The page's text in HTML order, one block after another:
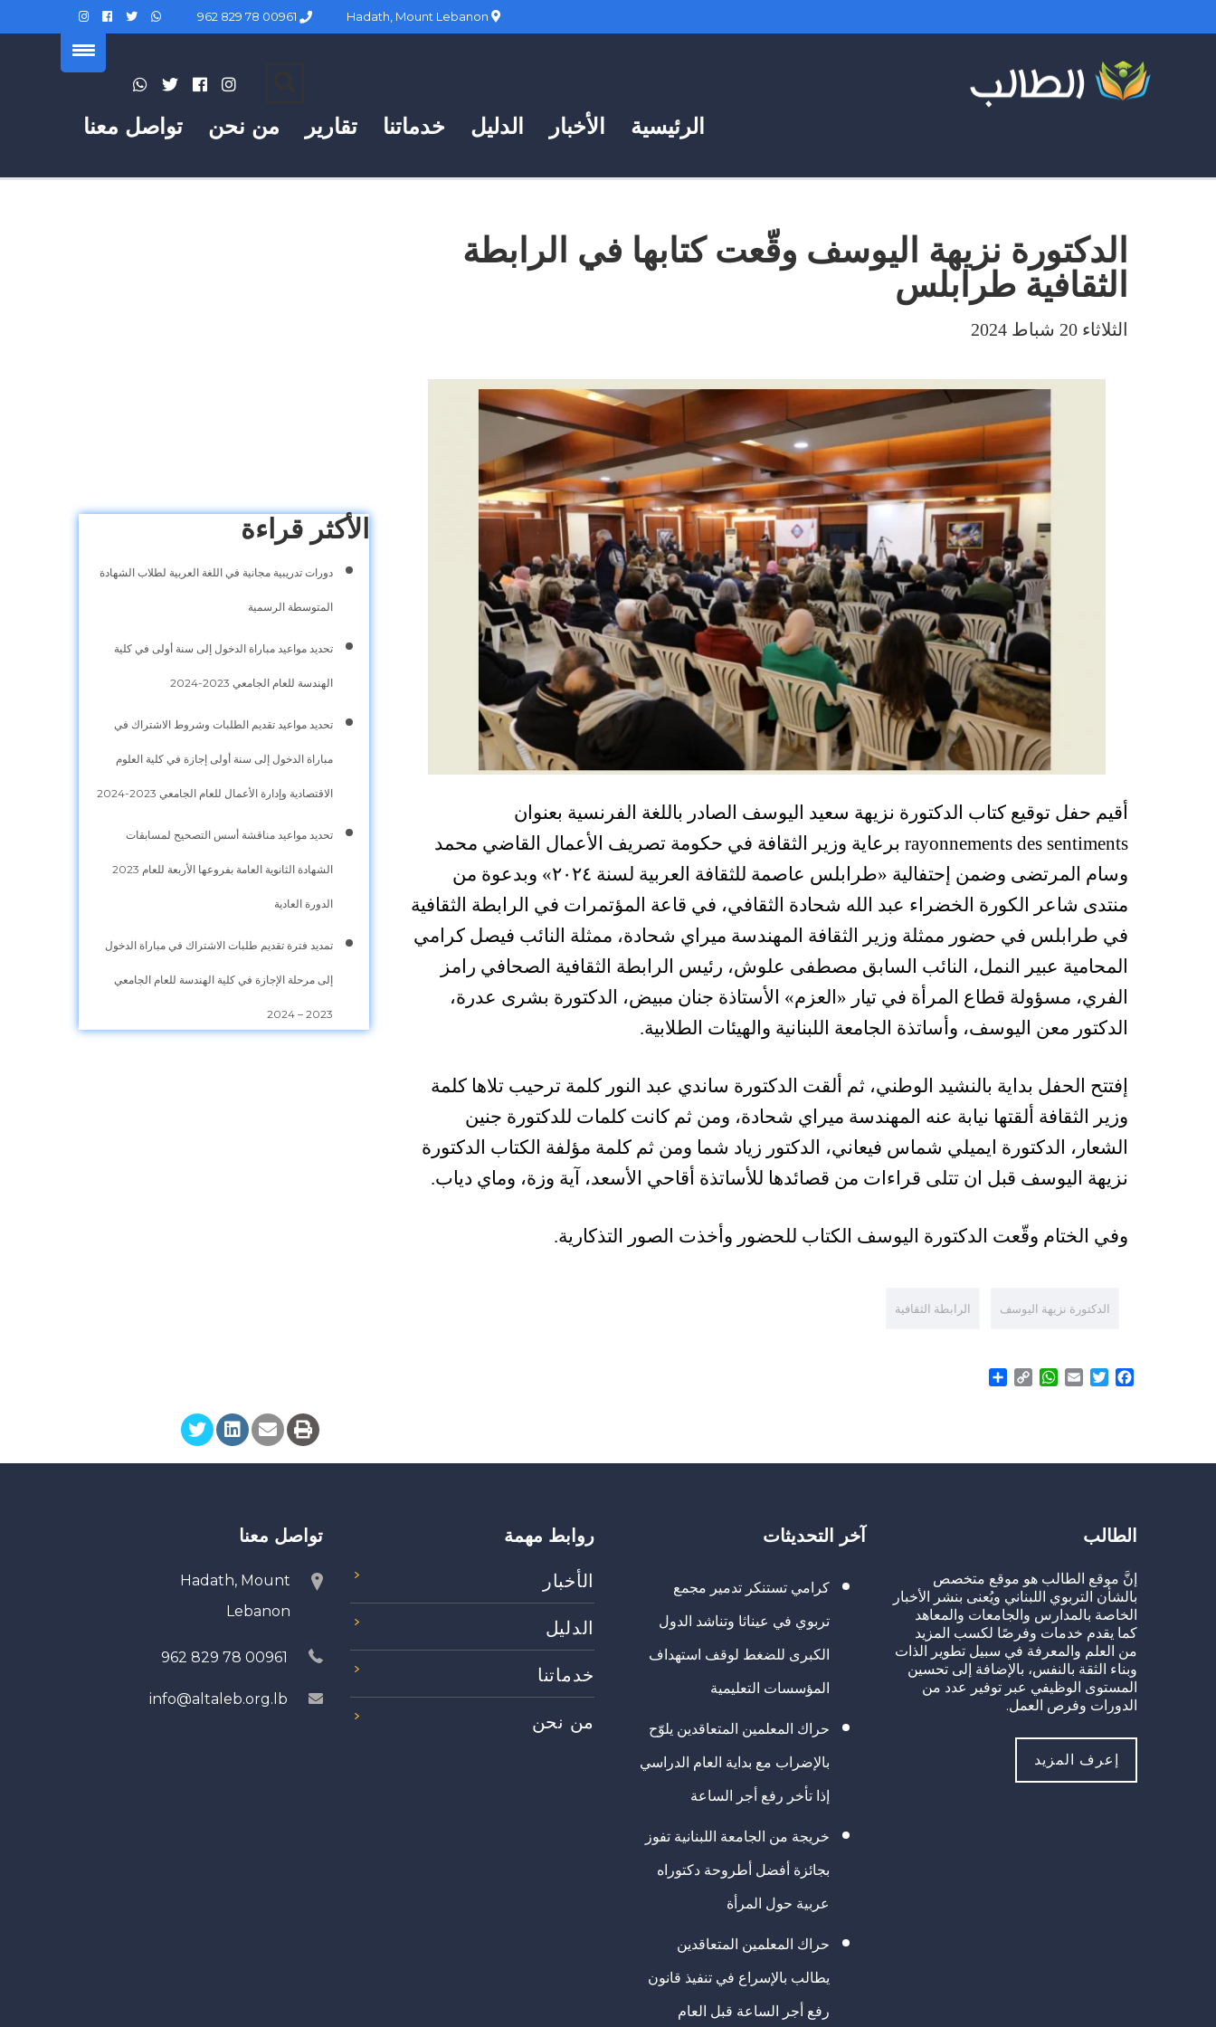
تواصل معنا من نحن تقارير خدماتنا الدليل الأخبار الرئيسية
الدكتورة نزيهة اليوسف وقّعت كتابها في الرابطة
الثقافية طرابلس
الثلاثاء 20 شباط 2024
أقيم حفل توقيع كتاب الدكتورة نزيهة سعيد اليوسف الصادر باللغة الفرنسية بعنوان
rayonnements des sentiments برعاية وزير الثقافة في حكومة تصريف الأعمال القاضي محمد
وسام المرتضى وضمن إحتفالية «طرابلس عاصمة للثقافة العربية لسنة ٢٠٢٤» وبدعوة من
منتدى شاعر الكورة الخضراء عبد الله شحادة الثقافي، في قاعة المؤتمرات في الرابطة الثقافية
في طرابلس في حضور ممثلة وزير الثقافة المهندسة ميراي شحادة، ممثلة النائب فيصل كرامي
المحامية عبير النمل، النائب السابق مصطفى علوش، رئيس الرابطة الثقافية الصحافي رامز
الفري، مسؤولة قطاع المرأة في تيار «العزم» الأستاذة جنان مبيض، الدكتورة بشرى عدرة،
الدكتور معن اليوسف، وأساتذة الجامعة اللبنانية والهيئات الطلابية.
إفتتح الحفل بداية بالنشيد الوطني، ثم ألقت الدكتورة ساندي عبد النور كلمة ترحيب تلاها كلمة
وزير الثقافة ألقتها نيابة عنه المهندسة ميراي شحادة، ومن ثم كانت كلمات للدكتورة جنين
الشعار، الدكتورة ايميلي شماس فيعاني، الدكتور زياد شما ومن ثم كلمة مؤلفة الكتاب الدكتورة
نزيهة اليوسف قبل ان تتلى قراءات من قصائدها للأساتذة أقاحي الأسعد، آية وزة، وماي دياب.
وفي الختام وقّعت الدكتورة اليوسف الكتاب للحضور وأخذت الصور التذكارية.
الدكتورة نزيهة اليوسف الرابطة الثقافية
الأكثر قراءة
دورات تدريبية مجانية في اللغة العربية لطلاب الشهادة
المتوسطة الرسمية
تحديد مواعيد مباراة الدخول إلى سنة أولى في كلية
الهندسة للعام الجامعي 2023-2024
تحديد مواعيد تقديم الطلبات وشروط الاشتراك في
مباراة الدخول إلى سنة أولى إجازة في كلية العلوم
الاقتصادية وإدارة الأعمال للعام الجامعي 2023-2024
تحديد مواعيد مناقشة أسس التصحيح لمسابقات
الشهادة الثانوية العامة بفروعها الأربعة للعام 2023
الدورة العادية
تمديد فترة تقديم طلبات الاشتراك في مباراة الدخول
إلى مرحلة الإجازة في كلية الهندسة للعام الجامعي
2023 – 2024
Facebook
Twitter
Email
WhatsApp
Copy
الطالب
إنَّ موقع الطالب هو موقع متخصص
بالشأن التربوي اللبناني ويُعنى بنشر الأخبار
الخاصة بالمدارس والجامعات والمعاهد
كما يقدم خدمات وفرصًا لكسب المزيد
من العلم والمعرفة في سبيل تطوير الذات
وبناء الثقة بالنفس، بالإضافة إلى تحسين
المستوى الوظيفي عبر توفير عدد من
الدورات وفرص العمل.
إعرف المزيد
آخر التحديثات
كرامي تستنكر تدمير مجمع
تربوي في عيناثا وتناشد الدول
الكبرى للضغط لوقف استهداف
المؤسسات التعليمية
حراك المعلمين المتعاقدين يلوّح
بالإضراب مع بداية العام الدراسي
إذا تأخر رفع أجر الساعة
خريجة من الجامعة اللبنانية تفوز
بجائزة أفضل أطروحة دكتوراه
عربية حول المرأة
حراك المعلمين المتعاقدين
يطالب بالإسراع في تنفيذ قانون
رفع أجر الساعة قبل العام
روابط مهمة
الأخبار
الدليل
خدماتنا
من نحن
تواصل معنا
Hadath, Mount
Lebanon
00961 78 829 962
info@altaleb.org.lb